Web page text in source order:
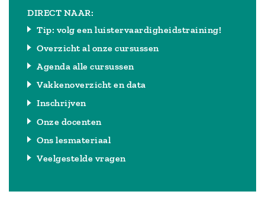
DIRECT NAAR:
Tip: volg een luistervaardigheidstraining!
Overzicht al onze cursussen
Agenda alle cursussen
Vakkenoverzicht en data
Inschrijven
Onze docenten
Ons lesmateriaal
Veelgestelde vragen